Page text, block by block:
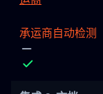
承运商自动检测